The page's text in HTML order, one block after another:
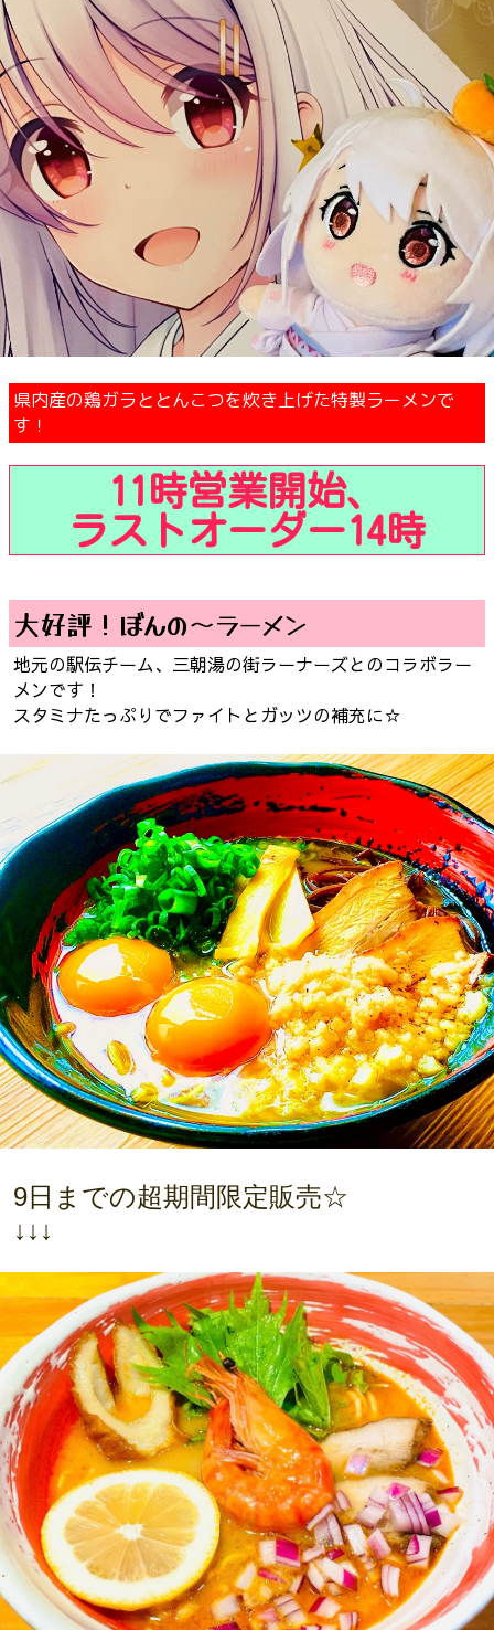
県内産の鶏ガラととんこつを炊き上げた特製ラーメンで
す！
11時営業開始、
ラストオーダー14時
大好評！ぼんの〜ラーメン
地元の駅伝チーム、三朝湯の街ラーナーズとのコラボラー
メンです！
スタミナたっぷりでファイトとガッツの補充に☆
9日までの超期間限定販売☆
↓↓↓